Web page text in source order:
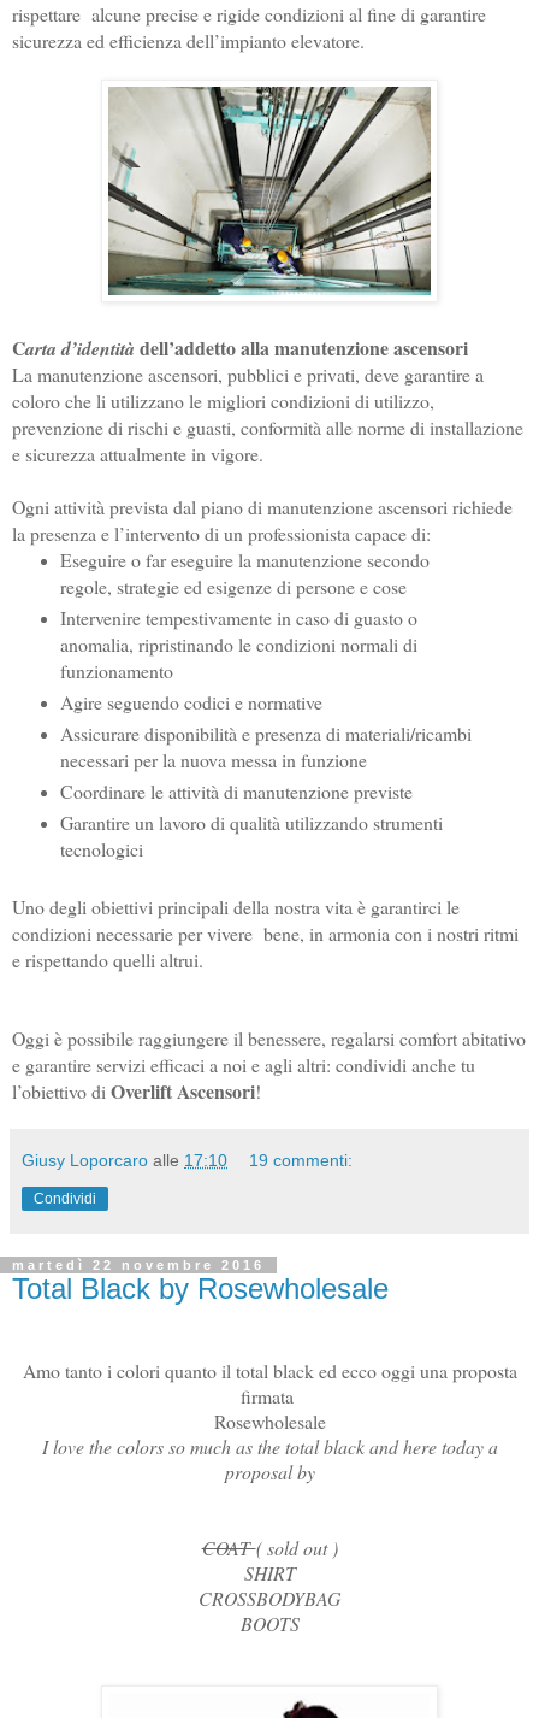
rispettare  alcune precise e rigide condizioni al fine di garantire
sicurezza ed efficienza dell’impianto elevatore.
Carta d’identità dell’addetto alla manutenzione ascensori
La manutenzione ascensori, pubblici e privati, deve garantire a
coloro che li utilizzano le migliori condizioni di utilizzo,
prevenzione di rischi e guasti, conformità alle norme di installazione
e sicurezza attualmente in vigore.
Ogni attività prevista dal piano di manutenzione ascensori richiede
la presenza e l’intervento di un professionista capace di:
Eseguire o far eseguire la manutenzione secondo
regole, strategie ed esigenze di persone e cose
Intervenire tempestivamente in caso di guasto o
anomalia, ripristinando le condizioni normali di
funzionamento
Agire seguendo codici e normative
Assicurare disponibilità e presenza di materiali/ricambi
necessari per la nuova messa in funzione
Coordinare le attività di manutenzione previste
Garantire un lavoro di qualità utilizzando strumenti
tecnologici
Uno degli obiettivi principali della nostra vita è garantirci le
condizioni necessarie per vivere  bene, in armonia con i nostri ritmi
e rispettando quelli altrui.
Oggi è possibile raggiungere il benessere, regalarsi comfort abitativo
e garantire servizi efficaci a noi e agli altri: condividi anche tu
l’obiettivo di Overlift Ascensori!
Giusy Loporcaro alle 17:10 19 commenti:
Condividi
martedì 22 novembre 2016
Total Black by Rosewholesale
Amo tanto i colori quanto il total black ed ecco oggi una proposta
firmata
Rosewholesale
I love the colors so much as the total black and here today a
proposal by
COAT( sold out )
SHIRT
CROSSBODYBAG
BOOTS